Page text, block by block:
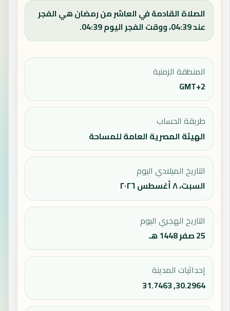
الصلاة القادمة في العاشر من رمضان هي الفجر
عند 04:39، ووقت الفجر اليوم 04:39.
المنطقة الزمنية
GMT+2
طريقة الحساب
الهيئة المصرية العامة للمساحة
التاريخ الميلادي اليوم
السبت، ٨ أغسطس ٢٠٢٦
التاريخ الهجري اليوم
25 صفر 1448 هـ
إحداثيات المدينة
30.2964, 31.7463